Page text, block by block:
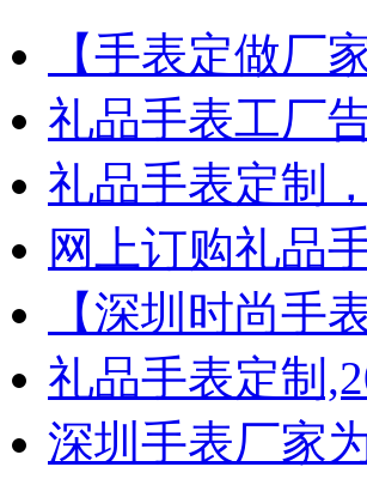
【手表定做厂
礼品手表工厂
礼品手表定制
网上订购礼品
【深圳时尚手
礼品手表定制
深圳手表厂家